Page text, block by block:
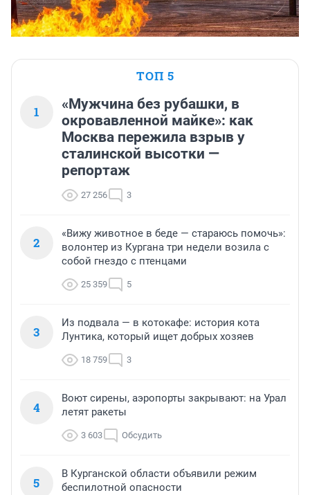
ТОП 5
1
«Мужчина без рубашки, в
окровавленной майке»: как
Москва пережила взрыв у
сталинской высотки —
репортаж
27 256 3
2
«Вижу животное в беде — стараюсь помочь»:
волонтер из Кургана три недели возила с
собой гнездо с птенцами
25 359 5
3
Из подвала — в котокафе: история кота
Лунтика, который ищет добрых хозяев
18 759 3
4
Воют сирены, аэропорты закрывают: на Урал
летят ракеты
3 603 Обсудить
5
В Курганской области объявили режим
беспилотной опасности